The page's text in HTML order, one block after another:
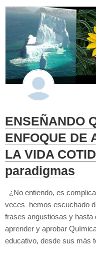
ENSEÑANDO
ENFOQUE DE
LA VIDA
paradigmas
¿No entiendo, es
veces hemos escuchado
frases angustiosas y
aprender y aprobar
educativo, desde sus más